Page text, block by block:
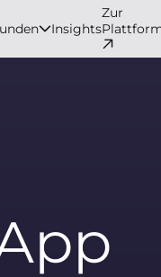
Insights
Zur